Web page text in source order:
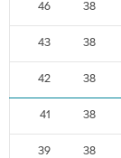
38
46
38
43
38
42
38
41
38
39